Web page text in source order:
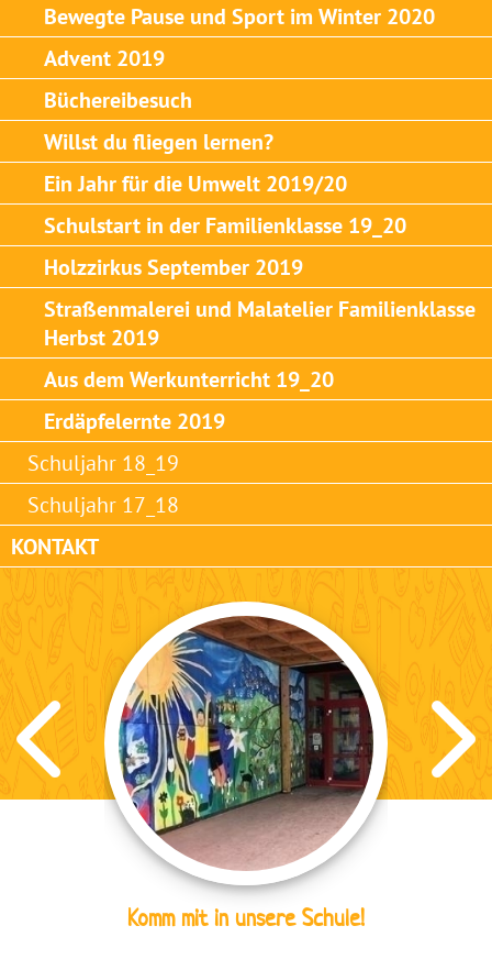
Bewegte Pause und Sport im Winter 2020
Advent 2019
Büchereibesuch
Willst du fliegen lernen?
Ein Jahr für die Umwelt 2019/20
Schulstart in der Familienklasse 19_20
Holzzirkus September 2019
Straßenmalerei und Malatelier Familienklasse
Herbst 2019
Aus dem Werkunterricht 19_20
Erdäpfelernte 2019
Schuljahr 18_19
Schuljahr 17_18
KONTAKT
Komm mit in unsere Schule!